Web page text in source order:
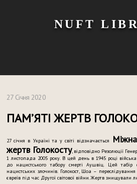
NUFT
27 Січня 2020
ПАМ’ЯТІ ЖЕРТВ
27 січня в Україні та у світі відзначається
жертв Голокосту, відповідно Резолюції
1 листопада 2005 року. В цей день в 1945 році
до нацистського табору смерті Аушвіц. Цей табір
нацистських злочинів. Голокост, Шоа –
євреїв під час Другої світової війни. Жертв знищували